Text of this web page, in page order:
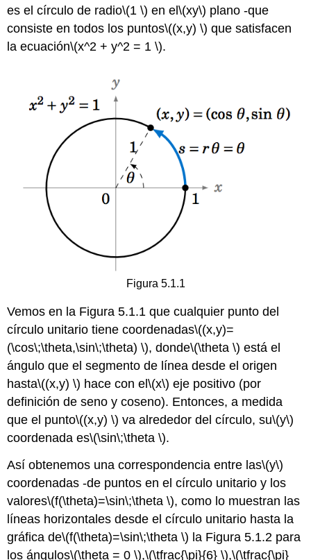
es el círculo de radio\(1 \) en el\(xy\) plano -que
consiste en todos los puntos\((x,y) \) que satisfacen
la ecuación\(x^2 + y^2 = 1 \).
Figura 5.1.1
Vemos en la Figura 5.1.1 que cualquier punto del
círculo unitario tiene coordenadas\((x,y)=
(\cos\;\theta,\sin\;\theta) \), donde\(\theta \) está el
ángulo que el segmento de línea desde el origen
hasta\((x,y) \) hace con el\(x\) eje positivo (por
definición de seno y coseno). Entonces, a medida
que el punto\((x,y) \) va alrededor del círculo, su\(y\)
coordenada es\(\sin\;\theta \).
Así obtenemos una correspondencia entre las\(y\)
coordenadas -de puntos en el círculo unitario y los
valores\(f(\theta)=\sin\;\theta \), como lo muestran las
líneas horizontales desde el círculo unitario hasta la
gráfica de\(f(\theta)=\sin\;\theta \) la Figura 5.1.2 para
los ángulos\(\theta = 0 \),\(\tfrac{\pi}{6} \),\(\tfrac{\pi}